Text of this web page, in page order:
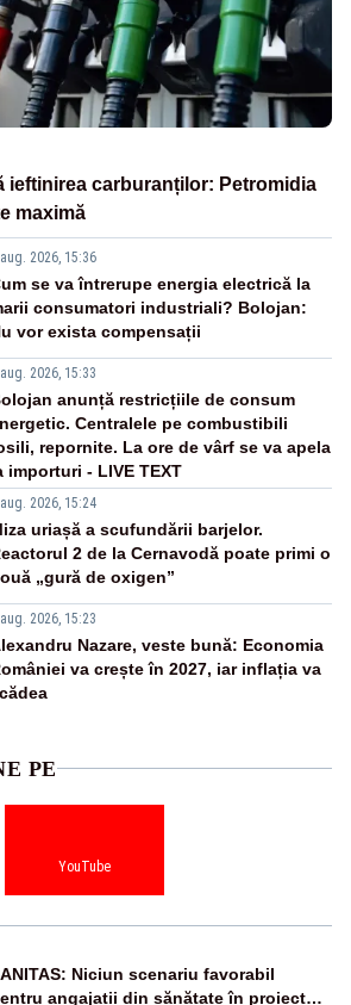
ieftinirea carburanților: Petromidia
maximă
2026, 15:36
se va întrerupe energia electrică la
consumatori industriali? Bolojan:
vor exista compensații
2026, 15:33
anunță restricțiile de consum
Centralele pe combustibili
repornite. La ore de vârf se va apela
importuri - LIVE TEXT
2026, 15:24
uriașă a scufundării barjelor.
2 de la Cernavodă poate primi o
„gură de oxigen”
2026, 15:23
Nazare, veste bună: Economia
va crește în 2027, iar inflația va
PE
YouTube
Niciun scenariu favorabil
angajații din sănătate în proiectul